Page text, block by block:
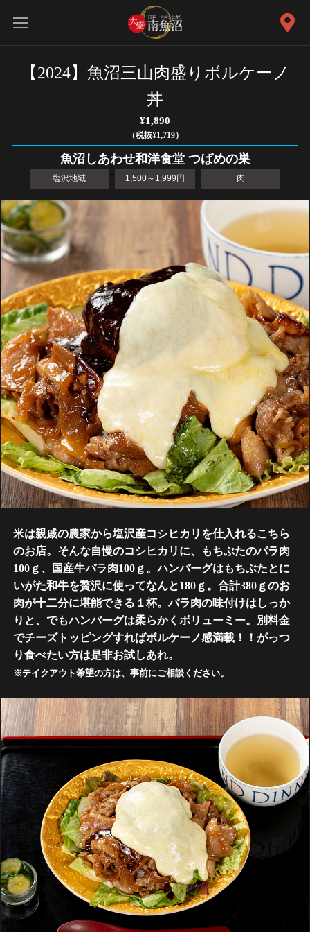
【2024】魚沼三山肉盛りボルケーノ
丼
¥1,890
（税抜¥1,719）
魚沼しあわせ和洋食堂 つばめの巣
塩沢地域 1,500～1,999円 肉
米は親戚の農家から塩沢産コシヒカリを仕入れるこちら
のお店。そんな自慢のコシヒカリに、もちぶたのバラ肉
100ｇ、国産牛バラ肉100ｇ。ハンバーグはもちぶたとに
いがた和牛を贅沢に使ってなんと180ｇ。合計380ｇのお
肉が十二分に堪能できる１杯。バラ肉の味付けはしっか
りと、でもハンバーグは柔らかくボリューミー。別料金
でチーズトッピングすればボルケーノ感満載！！がっつ
り食べたい方は是非お試しあれ。
※テイクアウト希望の方は、事前にご相談ください。